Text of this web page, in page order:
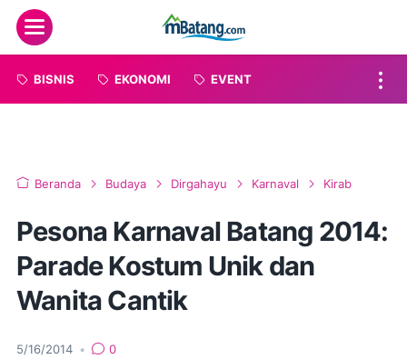
Menu
BISNIS EKONOMI EVENT
Beranda Budaya Dirgahayu Karnaval Kirab
Pesona Karnaval Batang 2014:
Parade Kostum Unik dan
Wanita Cantik
5/16/2014 •
0